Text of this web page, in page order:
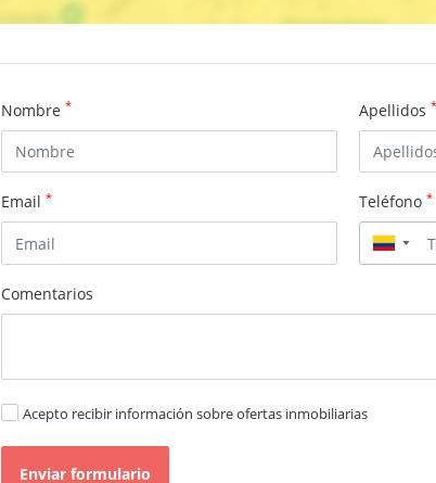
Nombre * Apellidos *
Email * Teléfono *
▼
Comentarios
Acepto recibir información sobre ofertas inmobiliarias
Enviar formulario